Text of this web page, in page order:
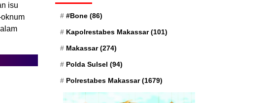
isu
#Bone (86)
Kapolrestabes Makassar(101)
Makassar(274)
Polda Sulsel (94)
Polrestabes Makassar(1679)